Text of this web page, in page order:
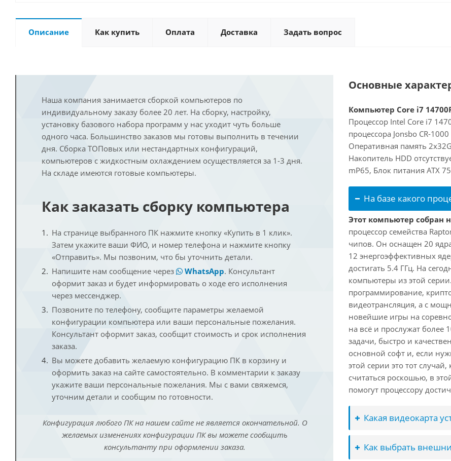
Описание Как купить Оплата Доставка Задать вопрос
Наша компания занимается сборкой компьютеров по
индивидуальному заказу более 20 лет. На сборку, настройку,
установку базового набора программ у нас уходит чуть больше
одного часа. Большинство заказов мы готовы выполнить в течении
дня. Сборка ТОПовых или нестандартных конфигураций,
компьютеров с жидкостным охлаждением осуществляется за 1-3 дня.
На складе имеются готовые компьютеры.
Как заказать сборку компьютера
На странице выбранного ПК нажмите кнопку «Купить в 1 клик».
Затем укажите ваши ФИО, и номер телефона и нажмите кнопку
«Отправить». Мы позвоним, что бы уточнить детали.
Напишите нам сообщение через
WhatsApp. Консультант
оформит заказ и будет информировать о ходе его исполнения
через мессенджер.
Позвоните по телефону, сообщите параметры желаемой
конфигурации компьютера или ваши персональные пожелания.
Консультант оформит заказ, сообщит стоимость и срок исполнения
заказа.
Вы можете добавить желаемую конфигурацию ПК в корзину и
оформить заказ на сайте самостоятельно. В комментарии к заказу
укажите ваши персональные пожелания. Мы с вами свяжемся,
уточним детали и сообщим по готовности.
Конфигурация любого ПК на нашем сайте не является окончательной. О
желаемых изменениях конфигурации ПК вы можете сообщить
консультанту при оформлении заказа.
Основные
Компьютер Core i7
Процессор Intel Core i7
процессора Jonsbo CR-
Оперативная память
Накопитель HDD
mP65, Блок питания ATX
На базе какого
Этот компьютер собран
процессор семейства
чипов. Он оснащен 20
12 энергоэффективных
достигать 5.4 ГГц. На
компьютеры из этой
программирование,
видеотрансляция, а с
новейшие игры на
на всё и прослужат
задачи, быстро и
основной софт и, если
этой серии это тот
считаться роскошью, в
помогут процессору
Какая видеокарта
Как выбрать